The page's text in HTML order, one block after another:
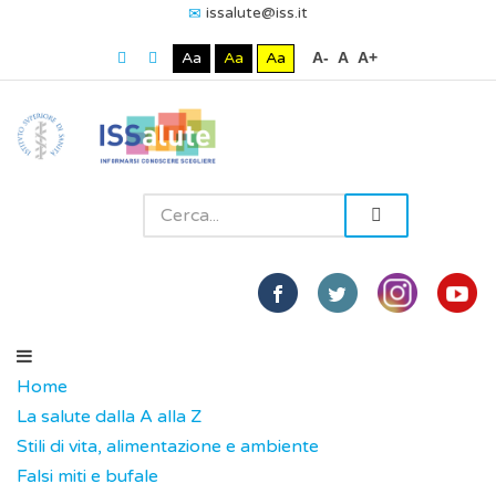
issalute@iss.it
Aa Aa Aa A- A A+
Home
La salute dalla A alla Z
Stili di vita, alimentazione e ambiente
Falsi miti e bufale